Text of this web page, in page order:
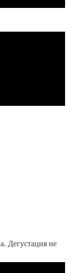
Дегустация не